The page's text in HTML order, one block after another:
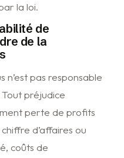
la loi.
de
de la
n’est pas responsable
préjudice
perte de profits
d’affaires ou
coûts de